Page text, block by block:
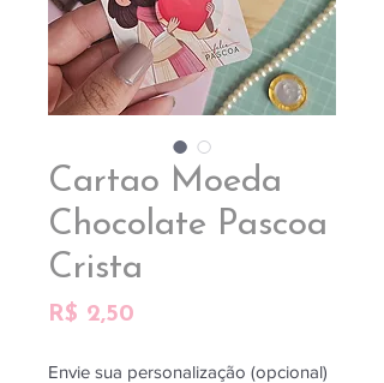
Cartao Moeda
Chocolate Pascoa
Crista
R$ 2,50
Envie sua personalização (opcional)